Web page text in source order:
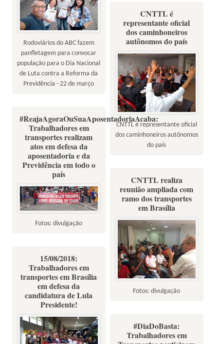
Rodoviários do ABC fazem
panfletagem para convocar
população para o Dia Nacional
de Luta contra a Reforma da
Previdência - 22 de março
CNTTL é
representante oficial
dos caminhoneiros
autônomos do país
CNTTL é representante oficial
dos caminhoneiros autônomos
do país
#ReajaAgoraOuSuaAposentadoriaAcaba:
Trabalhadores em
transportes realizam
atos em defesa da
aposentadoria e da
Previdência em todo o
país
Fotos: divulgação
CNTTL realiza
reunião ampliada com
ramo dos transportes
em Brasília
Fotos: divulgação
15/08/2018:
Trabalhadores em
transportes em Brasília
em defesa da
candidatura de Lula
Presidente!
#DiaDoBasta:
Trabalhadores em